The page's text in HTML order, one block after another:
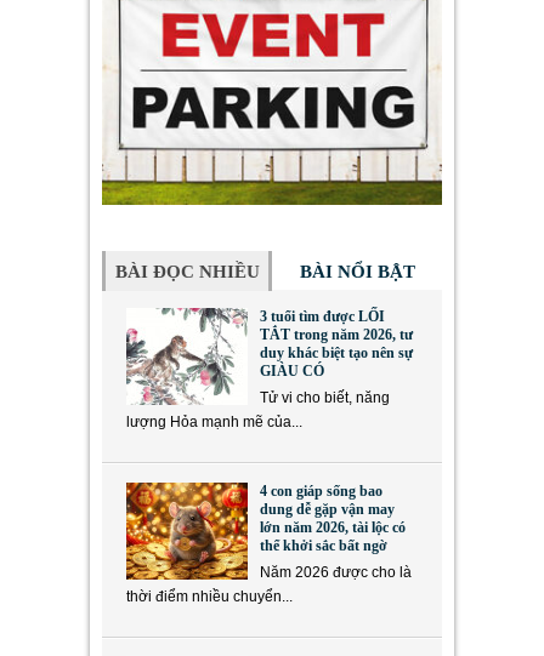
BÀI ĐỌC NHIỀU BÀI NỔI BẬT
3 tuổi tìm được LỐI
TẮT trong năm 2026, tư
duy khác biệt tạo nên sự
GIÀU CÓ
Tử vi cho biết, năng
lượng Hỏa mạnh mẽ của...
4 con giáp sống bao
dung dễ gặp vận may
lớn năm 2026, tài lộc có
thể khởi sắc bất ngờ
Năm 2026 được cho là
thời điểm nhiều chuyển...